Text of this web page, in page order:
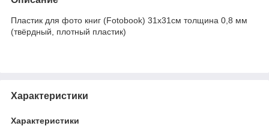
Пластик для фото книг (Fotobook) 31x31см толщина 0,8 мм
(твёрдный, плотный пластик)
Характеристики
Характеристики